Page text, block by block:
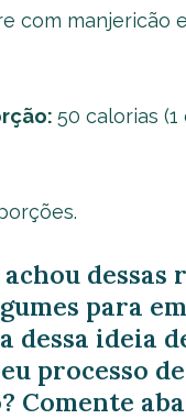
com manjericão
50 calorias (1
dessas
para
dessa ideia
processo
Comente